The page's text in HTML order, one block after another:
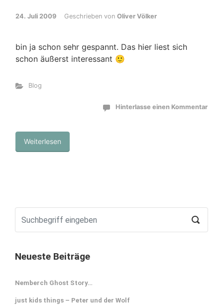
24. Juli 2009 Geschrieben von Oliver Völker
bin ja schon sehr gespannt. Das hier liest sich
schon äußerst interessant 🙂
Blog
Hinterlasse einen Kommentar
Weiterlesen
Neueste Beiträge
Nemberch Ghost Story…
just kids things – Peter und der Wolf